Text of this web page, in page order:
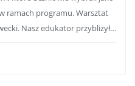
ramach programu. Warsztat
Nasz edukator przybliżył…